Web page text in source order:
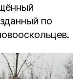
по